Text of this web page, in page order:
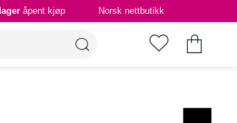
åpent kjøp Norsk nettbutikk